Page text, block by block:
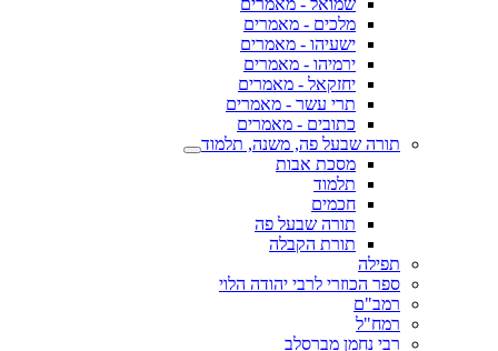
שמואל - מאמרים
מלכים - מאמרים
ישעיהו - מאמרים
ירמיהו - מאמרים
יחזקאל - מאמרים
תרי עשר - מאמרים
כתובים - מאמרים
תורה שבעל פה, משנה, תלמוד
מסכת אבות
תלמוד
חכמים
תורה שבעל פה
תורת הקבלה
תפילה
ספר הכוזרי לרבי יהודה הלוי
רמב"ם
רמח"ל
רבי נחמן מברסלב